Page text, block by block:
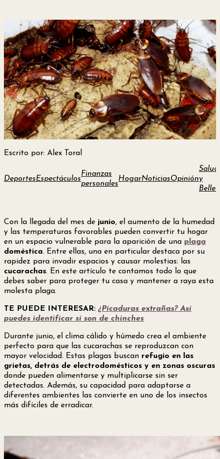
Deportes
Escrito por: Alex Toral
DeportesEspectáculos
Finanzas
personales
HogarNoticiasOpinión
Salud
y
Con la llegada del mes de junio, el aumento de la humedad
y las temperaturas favorables pueden convertir tu hogar
en un espacio vulnerable para la aparición de una plaga
doméstica. Entre ellas, una en particular destaca por su
rapidez para invadir espacios y causar molestias: las
cucarachas. En este artículo te contamos todo lo que
debes saber para proteger tu casa y mantener a raya esta
molesta plaga.
TE PUEDE INTERESAR:¿Picaduras extrañas? Así
puedes identificar si son de chinches
Durante junio, el clima cálido y húmedo crea el ambiente
perfecto para que las cucarachas se reproduzcan con
mayor velocidad. Estas plagas buscan refugio en las
grietas, detrás de electrodomésticos y en zonas oscuras
donde pueden alimentarse y multiplicarse sin ser
detectadas. Además, su capacidad para adaptarse a
diferentes ambientes las convierte en uno de los insectos
más difíciles de erradicar.